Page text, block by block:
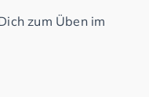
zum Üben im